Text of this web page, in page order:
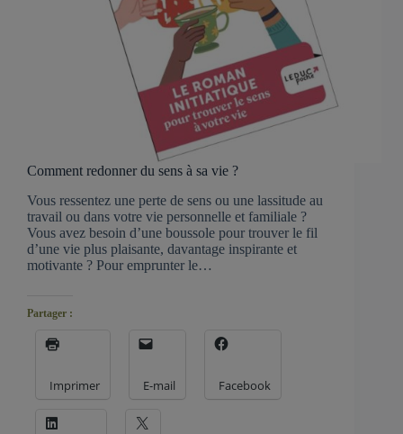
Comment redonner du sens à sa vie ?
Vous ressentez une perte de sens ou une lassitude au
travail ou dans votre vie personnelle et familiale ?
Vous avez besoin d’une boussole pour trouver le fil
d’une vie plus plaisante, davantage inspirante et
motivante ? Pour emprunter le…
Partager :
Imprimer E-mail Facebook